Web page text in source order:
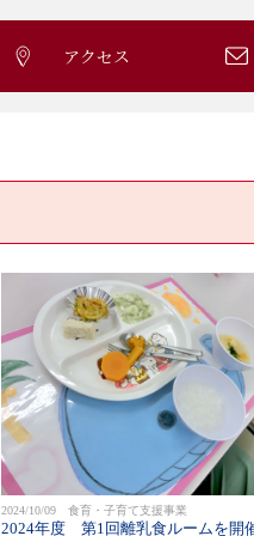
アクセス
2024/10/09 食育・子育て支援事業
2024年度 第1回離乳食ルームを開